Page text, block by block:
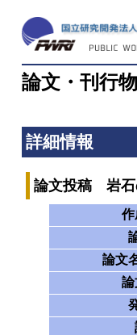
論文・刊行
詳細情報
論文投稿 岩石
作
論文
論